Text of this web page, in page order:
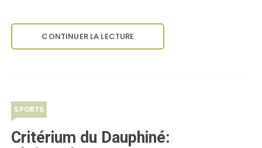
CONTINUER LA LECTURE
SPORTS
Critérium du Dauphiné: